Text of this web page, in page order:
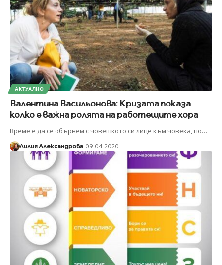
АКТУАЛНО
Валентина Васильонова: Кризата показа
колко е важна ролята на работещите хора
Време е да се обърнем с човешкото си лице към човека, по…
Лилия Александрова 09.04.2020